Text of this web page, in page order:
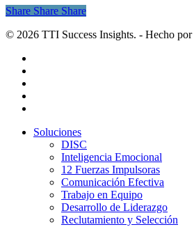
Share Share Share
© 2026 TTI Success Insights. - Hecho por
Close
Soluciones
DISC
Inteligencia Emocional
12 Fuerzas Impulsoras
Comunicación Efectiva
Trabajo en Equipo
Desarrollo de Liderazgo
Reclutamiento y Selección